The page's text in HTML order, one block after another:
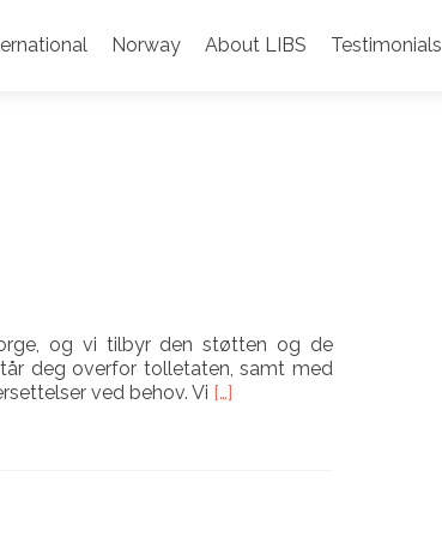
Norway About LIBS Testimonials
og vi tilbyr den støtten og de
deg overfor tolletaten, samt med
ved behov. Vi Read
[…]